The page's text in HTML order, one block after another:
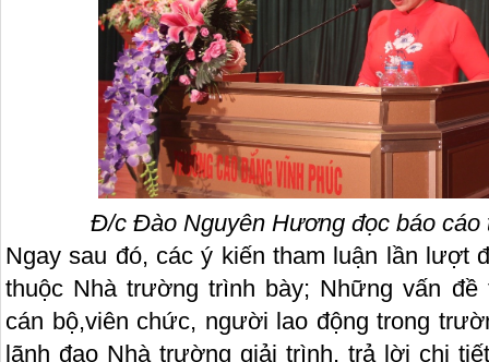
Đ/c Đào Nguyên Hương đọc báo cáo
Ngay sau đó, các ý kiến tham luận lần lượt
thuộc Nhà trường trình bày; Những vấn đề
cán bộ,viên chức, người lao động trong
lãnh đạo Nhà trường giải trình, trả lời chi